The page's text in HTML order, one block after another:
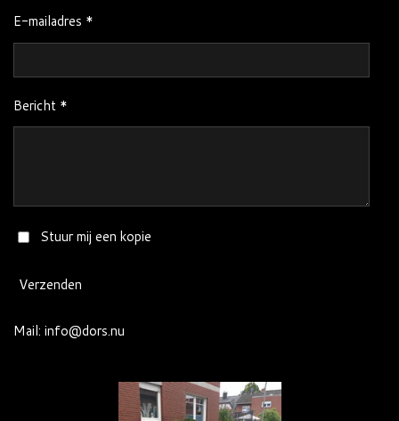
E-mailadres *
Bericht *
Stuur mij een kopie
Verzenden
Mail: info@dors.nu